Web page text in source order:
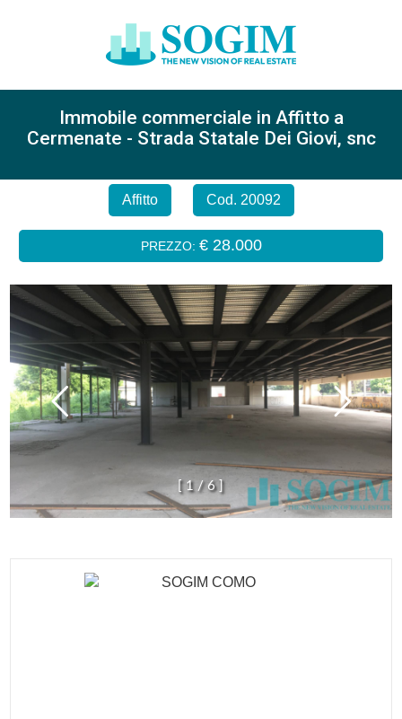
Immobile commerciale in Affitto a
Cermenate - Strada Statale Dei Giovi, snc
Affitto Cod. 20092
PREZZO: € 28.000
[ 1 / 6